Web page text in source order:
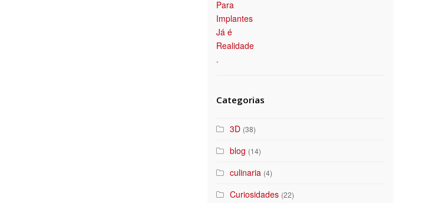
Categorias
3D (38)
blog (14)
culinaria (4)
Curiosidades (22)